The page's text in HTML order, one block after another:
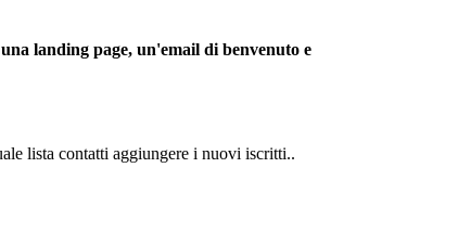
landing page, un'email di benvenuto e
lista contatti aggiungere i nuovi iscritti..